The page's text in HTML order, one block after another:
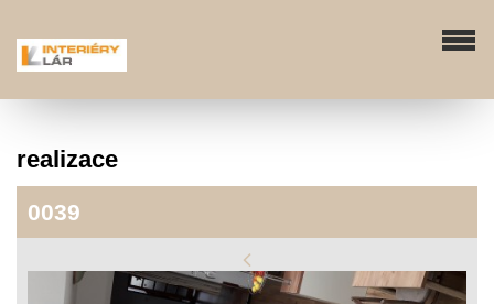
realizace
0039